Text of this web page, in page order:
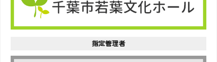
指定管理者